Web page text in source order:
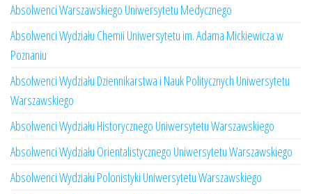
Absolwenci Warszawskiego Uniwersytetu Medycznego
Absolwenci Wydziału Chemii Uniwersytetu im. Adama Mickiewicza w
Poznaniu
Absolwenci Wydziału Dziennikarstwa i Nauk Politycznych Uniwersytetu
Warszawskiego
Absolwenci Wydziału Historycznego Uniwersytetu Warszawskiego
Absolwenci Wydziału Orientalistycznego Uniwersytetu Warszawskiego
Absolwenci Wydziału Polonistyki Uniwersytetu Warszawskiego